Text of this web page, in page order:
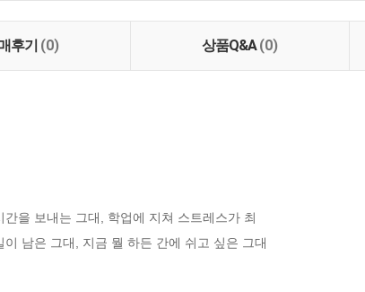
후기 (0) 상품Q&A(0)
을 보내는 그대, 학업에 지쳐 스트레스가 최
남은 그대, 지금 뭘 하든 간에 쉬고 싶은 그대